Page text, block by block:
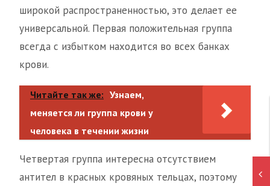
широкой распространенностью, это делает ее
универсальной. Первая положительная группа
всегда с избытком находится во всех банках
крови.
Читайте так же: Узнаем,
меняется ли группа крови у
человека в течении жизни
Четвертая группа интересна отсутствием
антител в красных кровяных тельцах, поэтому